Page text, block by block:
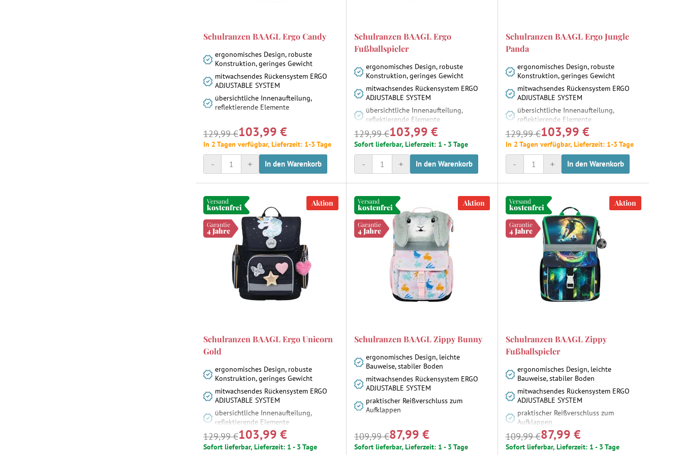
Schulranzen BAAGL Ergo Candy
ergonomisches Design, robuste
Konstruktion, geringes Gewicht
mitwachsendes Rückensystem ERGO
ADJUSTABLE SYSTEM
übersichtliche Innenaufteilung,
reflektierende Elemente
129,99 €103,99 €
In 2 Tagen verfügbar, Lieferzeit: 1-3 Tage
+
- In den Warenkorb
Schulranzen BAAGL Ergo
Fußballspieler
ergonomisches Design, robuste
Konstruktion, geringes Gewicht
mitwachsendes Rückensystem ERGO
ADJUSTABLE SYSTEM
übersichtliche Innenaufteilung,
reflektierende Elemente
129,99 €103,99 €
Sofort lieferbar, Lieferzeit: 1 - 3 Tage
+
- In den Warenkorb
Schulranzen BAAGL Ergo Jungle
Panda
ergonomisches Design, robuste
Konstruktion, geringes Gewicht
mitwachsendes Rückensystem ERGO
ADJUSTABLE SYSTEM
übersichtliche Innenaufteilung,
reflektierende Elemente
129,99 €103,99 €
In 2 Tagen verfügbar, Lieferzeit: 1-3 Tage
+
- In den Warenkorb
Versand
kostenfrei
Garantie
4 Jahre
Aktion
Schulranzen BAAGL Ergo Unicorn
Gold
ergonomisches Design, robuste
Konstruktion, geringes Gewicht
mitwachsendes Rückensystem ERGO
ADJUSTABLE SYSTEM
übersichtliche Innenaufteilung,
reflektierende Elemente
129,99 €103,99 €
Sofort lieferbar, Lieferzeit: 1 - 3 Tage
Versand
kostenfrei
Garantie
4 Jahre
Aktion
Schulranzen BAAGL Zippy Bunny
ergonomisches Design, leichte
Bauweise, stabiler Boden
mitwachsendes Rückensystem ERGO
ADJUSTABLE SYSTEM
praktischer Reißverschluss zum
Aufklappen
109,99 €87,99 €
Sofort lieferbar, Lieferzeit: 1 - 3 Tage
Versand
kostenfrei
Garantie
4 Jahre
Aktion
Schulranzen BAAGL Zippy
Fußballspieler
ergonomisches Design, leichte
Bauweise, stabiler Boden
mitwachsendes Rückensystem ERGO
ADJUSTABLE SYSTEM
praktischer Reißverschluss zum
Aufklappen
109,99 €87,99 €
Sofort lieferbar, Lieferzeit: 1 - 3 Tage